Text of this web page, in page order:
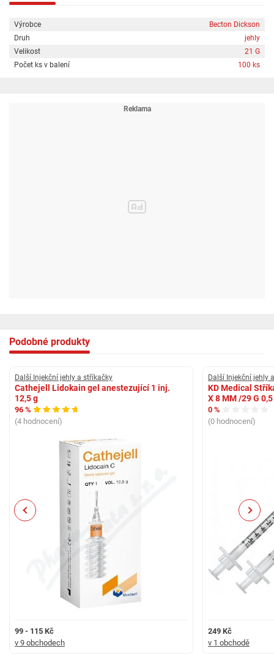
Výrobce
Becton Dickson
Druh
jehly
Velikost
21 G
Počet ks v balení
100 ks
Podobné produkty
Další Injekční jehly a stříkačky
Cathejell Lidokain gel anestezující 1 inj.
12,5 g
96 %
(4 hodnocení)
99 - 115 Kč
v 9 obchodech
Další Injekční jehly
KD Medical
X 8 MM /29 G
0 %
(0 hodnocení)
249 Kč
v 1 obchodě
Previous Next